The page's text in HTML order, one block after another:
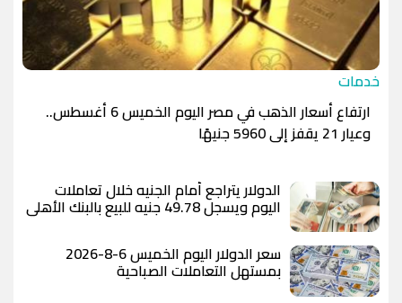
خدمات
ارتفاع أسعار الذهب في مصر اليوم الخميس 6 أغسطس..
وعيار 21 يقفز إلى 5960 جنيهًا
الدولار يتراجع أمام الجنيه خلال تعاملات
اليوم ويسجل 49.78 جنيه للبيع بالبنك الأهلي
المصري
سعر الدولار اليوم الخميس 6-8-2026
بمستهل التعاملات الصباحية